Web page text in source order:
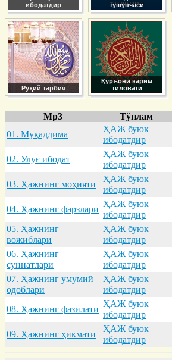
ибодатдир
тушунчаси
Руҳий тарбия
Қуръони карим
тиловати
Mp3 Тўплам
01. Муқaддимa
ҲАЖ буюк
ибодатдир
02. Улуғ ибодaт
ҲАЖ буюк
ибодатдир
03. Ҳaжнинг моҳияти
ҲАЖ буюк
ибодатдир
04. Ҳaжнинг фaрзлaри
ҲАЖ буюк
ибодатдир
05. Ҳaжнинг
вожиблaри
ҲАЖ буюк
ибодатдир
06. Ҳaжнинг
суннaтлaри
ҲАЖ буюк
ибодатдир
07. Ҳaжнинг умумий
одоблaри
ҲАЖ буюк
ибодатдир
08. Ҳaжнинг фaзилaти
ҲАЖ буюк
ибодатдир
09. Ҳaжнинг ҳикмaти
ҲАЖ буюк
ибодатдир